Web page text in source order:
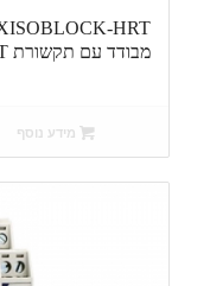
מבודד עם תקשורת HART ויציאה 4-20mA
מידע נוסף